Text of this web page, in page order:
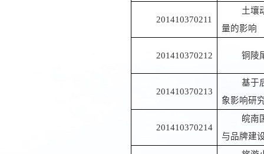
201410370211
土壤
量的影响
201410370212 铜陵
201410370213
基于
象影响研
201410370214
皖南
与品牌建